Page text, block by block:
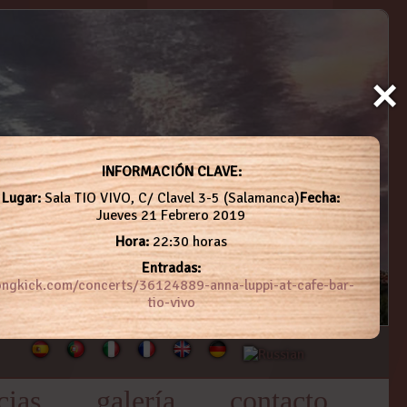
×
INFORMACIÓN CLAVE:
Lugar:Sala TIO VIVO, C/ Clavel 3-5 (Salamanca)Fecha:
Jueves 21 Febrero 2019
Hora:22:30 horas
Entradas:
concerts/36124889-anna-luppi-at-cafe-bar-
tio-vivo